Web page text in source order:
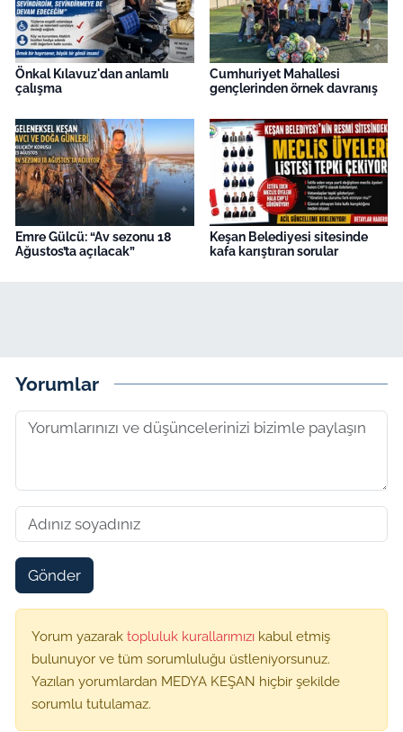
Önkal Kılavuz'dan anlamlı
çalışma
Cumhuriyet Mahallesi
gençlerinden örnek davranış
Emre Gülcü: “Av sezonu 18
Ağustos’ta açılacak”
Keşan Belediyesi sitesinde
kafa karıştıran sorular
Yorumlar
Gönder
Yorum yazarak topluluk kurallarımızı kabul etmiş
bulunuyor ve tüm sorumluluğu üstleniyorsunuz.
Yazılan yorumlardan MEDYA KEŞAN hiçbir şekilde
sorumlu tutulamaz.
Gündem-Eğitim